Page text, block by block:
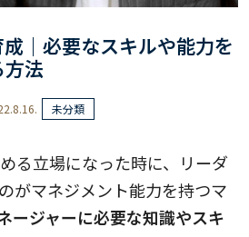
｜必要なスキルや能力を
法
未分類
る立場になった時に、リーダ
がマネジメント能力を持つマ
ージャーに必要な知識やスキ